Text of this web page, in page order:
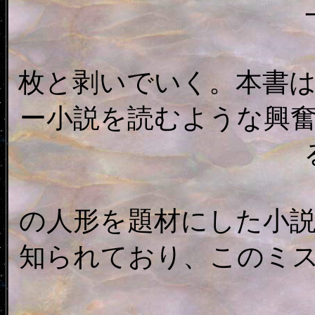
枚と剥いでいく。本書
ー小説を読むような興
の人形を題材にした小
知られており、このミ